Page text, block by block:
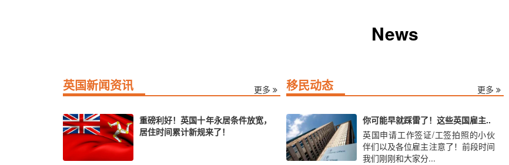
News
英国新闻资讯 更多
重磅利好！英国十年永居条件放宽，
居住时间累计新规来了！
移民动态 更多
你可能早就踩雷了！这些英国雇主..
英国申请工作签证/工签拍照的小伙
伴们以及各位雇主注意了！前段时间
我们刚刚和大家分...